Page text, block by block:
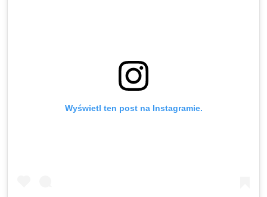
Wyświetl ten post na Instagramie.